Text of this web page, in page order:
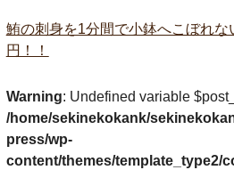
鮪の刺身を1分間で小鉢へこぼれ
円！！
Warning: Undefined variable
/home/sekinekokank/
press/wp-
content/themes/template_type2/